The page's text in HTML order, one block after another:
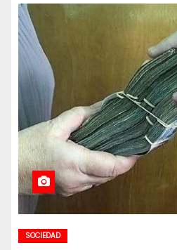
SOCIEDAD